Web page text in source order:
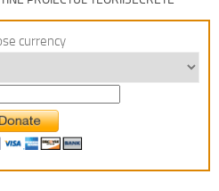
currency